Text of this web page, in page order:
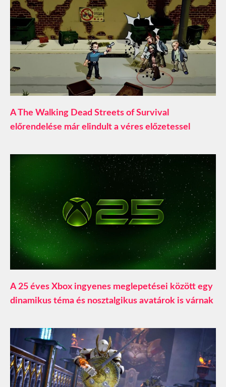
A The Walking Dead Streets of Survival
előrendelése már elindult a véres előzetessel
A 25 éves Xbox ingyenes meglepetései között egy
dinamikus téma és nosztalgikus avatárok is várnak